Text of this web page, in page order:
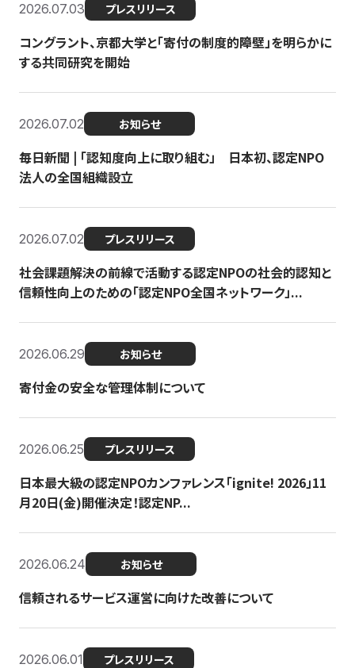
2026.07.03 プレスリリース
コングラント、京都大学と「寄付の制度的障壁」を明らかに
する共同研究を開始
2026.07.02 お知らせ
毎日新聞 | 「認知度向上に取り組む」 日本初、認定NPO
法人の全国組織設立
2026.07.02 プレスリリース
社会課題解決の前線で活動する認定NPOの社会的認知と
信頼性向上のための「認定NPO全国ネットワーク」...
2026.06.29 お知らせ
寄付金の安全な管理体制について
2026.06.25 プレスリリース
日本最大級の認定NPOカンファレンス「ignite! 2026」11
月20日(金)開催決定！認定NP...
2026.06.24 お知らせ
信頼されるサービス運営に向けた改善について
2026.06.01 プレスリリース